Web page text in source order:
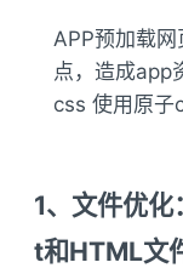
APP预加载
点，造成app
css 使用原子
1、文件优
t和HTML文